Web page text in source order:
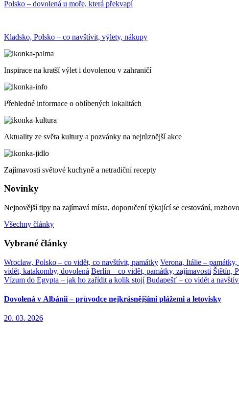
Polsko – dovolená u moře, která překvapí
Kladsko, Polsko – co navštívit, výlety, nákupy
Inspirace na kratší výlet i dovolenou v zahraničí
Přehledné informace o oblíbených lokalitách
Aktuality ze světa kultury a pozvánky na nejrůznější akce
Zajímavosti světové kuchyně a netradiční recepty
Novinky
Nejnovější tipy na zajímavá místa, doporučení týkající se cestování,
Všechny články
Vybrané články
Wrocław, Polsko – co vidět, co navštívit, památky Verona, Itálie –
vidět, katakomby, dovolená Berlín – co vidět, památky, zajímavosti Štětín,
Vízum do Egypta – jak ho zařídit a kolik stojí Budapešť – co vidět a
Dovolená v Albánii – průvodce nejkrásnějšími plážemi a letovisky
20. 03. 2026